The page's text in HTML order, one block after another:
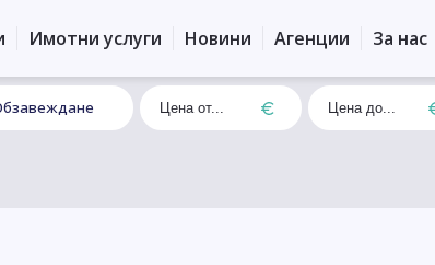
Имотни услуги Новини Агенции За нас